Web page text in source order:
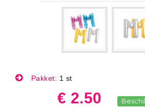
Pakket: 1 st
€ 2.50